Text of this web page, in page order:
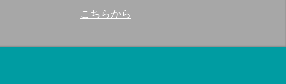
こちらから